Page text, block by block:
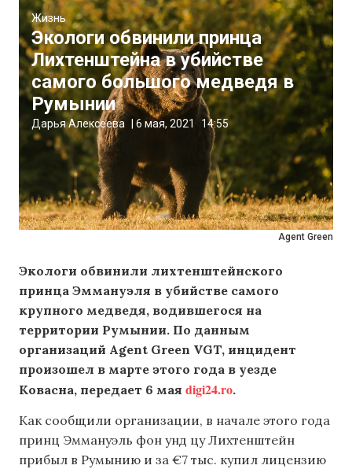
Agent Green
Жизнь
Экологи обвинили принца
Лихтенштейна в убийстве
самого большого медведя в
Румынии
Дарья Алексеева 6 мая, 2021 14:55
Экологи обвинили лихтенштейнского
принца Эммануэля в убийстве самого
крупного медведя, водившегося на
территории Румынии. По данным
организаций Agent Green VGT, инцидент
произошел в марте этого года в уезде
Ковасна, передает 6 мая digi24.ro.
Как сообщили организации, в начале этого года
принц Эммануэль фон унд цу Лихтенштейн
прибыл в Румынию и за €7 тыс. купил лицензию